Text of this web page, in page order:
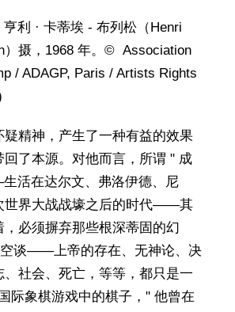
利 · 卡蒂埃 - 布列松（Henri
）摄，1968 年。© Association
/ ADAGP, Paris / Artists Rights
精神，产生了一种有益的效果
了本源。对他而言，所谓 " 成
活在达尔文、弗洛伊德、尼
世界大战战壕之后的时代——其
，必须摒弃那些根深蒂固的幻
谈——上帝的存在、无神论、决
、社会、死亡，等等，都只是一
际象棋游戏中的棋子，" 他曾在